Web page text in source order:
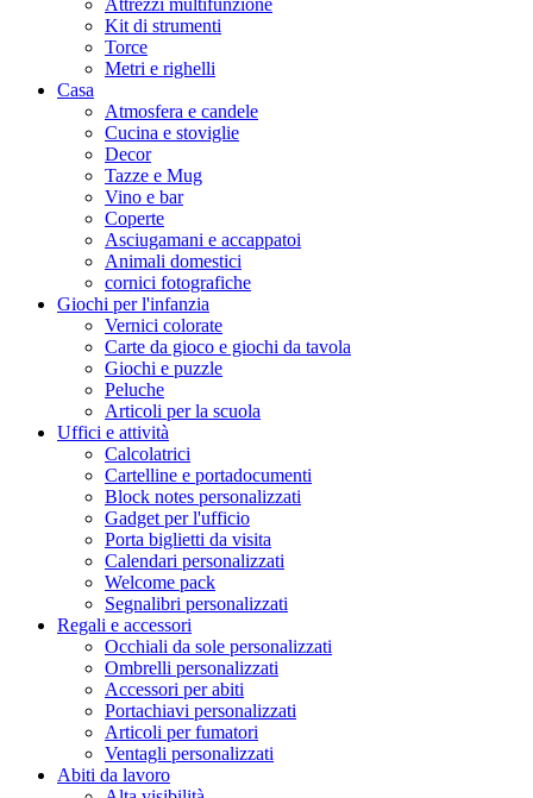
Kit di strumenti
Torce
Metri e righelli
Casa
Atmosfera e candele
Cucina e stoviglie
Decor
Tazze e Mug
Vino e bar
Coperte
Asciugamani e accappatoi
Animali domestici
cornici fotografiche
Giochi per l'infanzia
Vernici colorate
Carte da gioco e giochi da tavola
Giochi e puzzle
Peluche
Articoli per la scuola
Uffici e attività
Calcolatrici
Cartelline e portadocumenti
Block notes personalizzati
Gadget per l'ufficio
Porta biglietti da visita
Calendari personalizzati
Welcome pack
Segnalibri personalizzati
Regali e accessori
Occhiali da sole personalizzati
Ombrelli personalizzati
Accessori per abiti
Portachiavi personalizzati
Articoli per fumatori
Ventagli personalizzati
Abiti da lavoro